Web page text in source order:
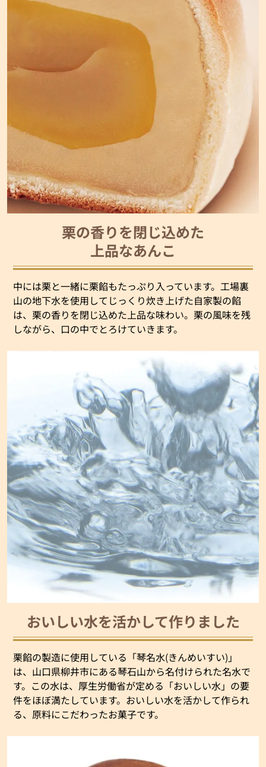
栗の香りを閉じ込めた
上品なあんこ
中には栗と一緒に栗餡もたっぷり入っています。工場裏
山の地下水を使用してじっくり炊き上げた自家製の餡
は、栗の香りを閉じ込めた上品な味わい。栗の風味を残
しながら、口の中でとろけていきます。
おいしい水を活かして作りました
栗餡の製造に使用している「琴名水(きんめいすい)」
は、山口県柳井市にある琴石山から名付けられた名水で
す。この水は、厚生労働省が定める「おいしい水」の要
件をほぼ満たしています。おいしい水を活かして作られ
る、原料にこだわったお菓子です。